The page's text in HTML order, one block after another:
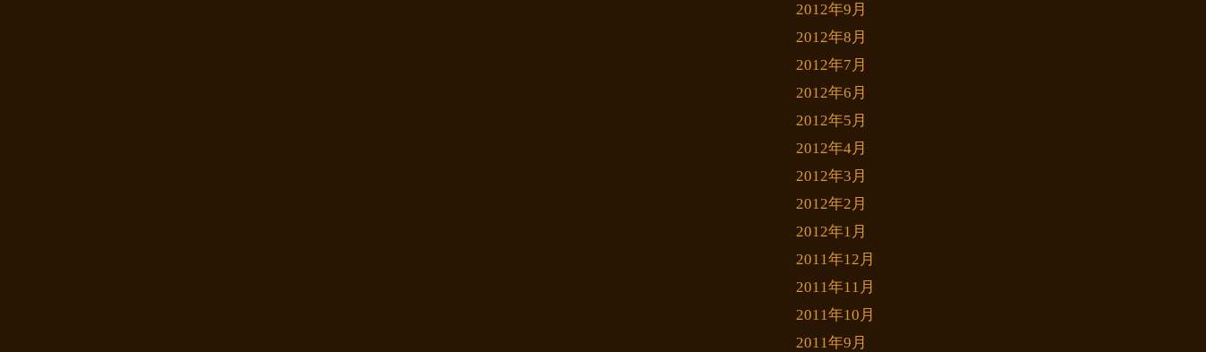
2012年9月
2012年8月
2012年7月
2012年6月
2012年5月
2012年4月
2012年3月
2012年2月
2012年1月
2011年12月
2011年11月
2011年10月
2011年9月